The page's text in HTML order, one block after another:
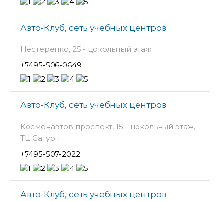
Авто-Клуб, сеть учебных центров
Нестеренко, 25 - цокольный этаж
+7495-506-0649
Авто-Клуб, сеть учебных центров
Космонавтов проспект, 15 - цокольный этаж,
ТЦ Сатурн
+7495-507-2022
Авто-Клуб, сеть учебных центров